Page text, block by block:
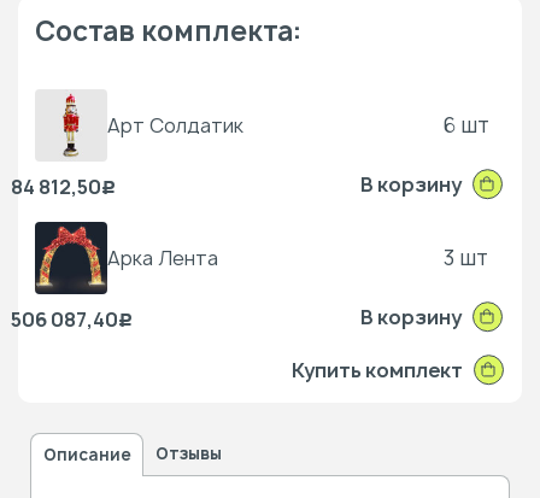
Состав комплекта:
Арт Солдатик 6 шт
В корзину
84 812,50Р
Арка Лента 3 шт
В корзину
506 087,40Р
Купить комплект
Описание Отзывы